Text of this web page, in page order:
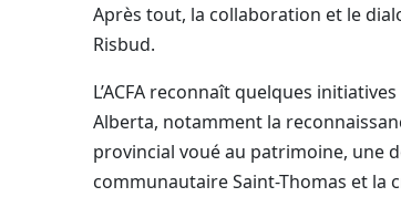
Après tout, la collaboration et le
Risbud.
L’ACFA reconnaît quelques
Alberta, notamment la
provincial voué au patrimoine, une
communautaire Saint-Thomas et la